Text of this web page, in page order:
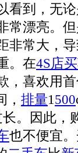
看到，无
常漂亮。
非常大，
。在4S店
，喜欢用
排量1500
。因此，
也不便宜